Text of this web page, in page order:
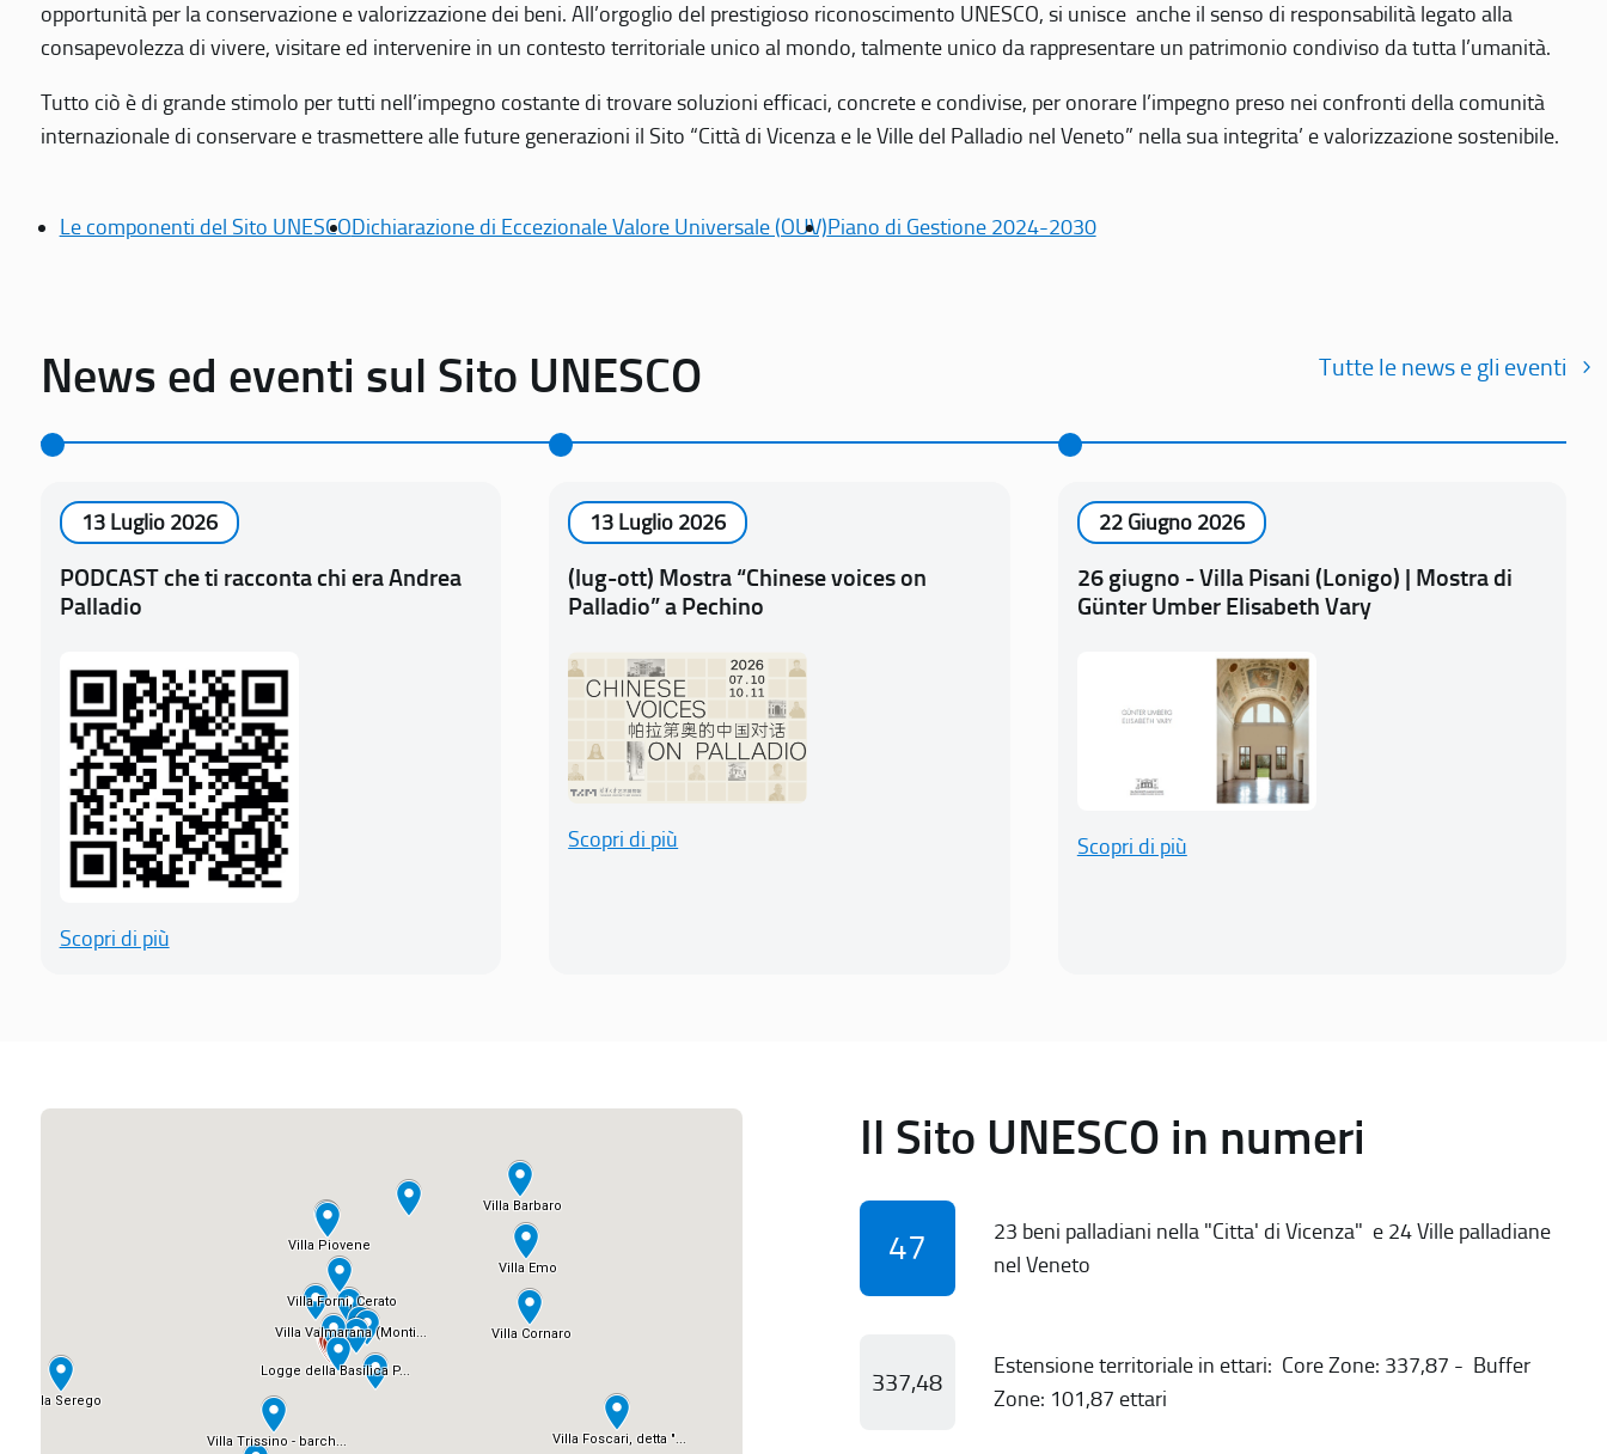
opportunità per la conservazione e valorizzazione dei beni. All’orgoglio del prestigioso riconoscimento UNESCO, si unisce anche il senso di responsabilità legato alla
consapevolezza di vivere, visitare ed intervenire in un contesto territoriale unico al mondo, talmente unico da rappresentare un patrimonio condiviso da tutta l’umanità.
Tutto ciò è di grande stimolo per tutti nell’impegno costante di trovare soluzioni efficaci, concrete e condivise, per onorare l’impegno preso nei confronti della comunità
internazionale di conservare e trasmettere alle future generazioni il Sito “Città di Vicenza e le Ville del Palladio nel Veneto” nella sua integrita’ e valorizzazione sostenibile.
Le componenti del Sito UNESCODichiarazione di Eccezionale Valore Universale (OUV)Piano di Gestione 2024-2030
News ed eventi sul Sito UNESCO Tutte le news e gli eventi
13 Luglio 2026
PODCAST che ti racconta chi era Andrea
Palladio
Scopri di più
13 Luglio 2026
(lug-ott) Mostra “Chinese voices on
Palladio” a Pechino
Scopri di più
22 Giugno 2026
26 giugno - Villa Pisani (Lonigo) | Mostra di
Günter Umber Elisabeth Vary
Scopri di più
Il Sito UNESCO in numeri
47
23 beni palladiani nella "Citta' di Vicenza" e 24 Ville palladiane
nel Veneto
337,48
Estensione territoriale in ettari: Core Zone: 337,87 - Buffer
Zone: 101,87 ettari